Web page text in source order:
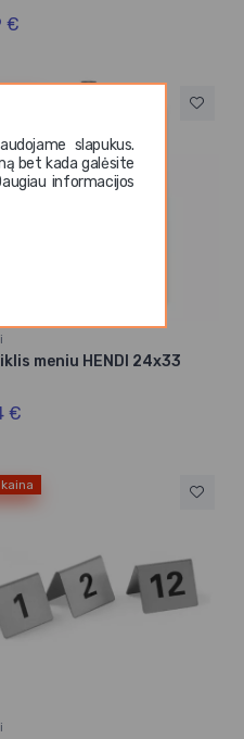
slapukus.
bet kada galėsite
informacijos
€
meniu HENDI 24x33
€